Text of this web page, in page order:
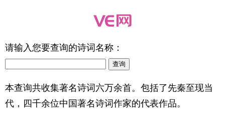
请输入您要查询的诗词名称：
本查询共收集著名诗词六万余首。包括了先秦至现当
代，四千余位中国著名诗词作家的代表作品。